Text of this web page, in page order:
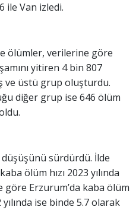
ile Van izledi.
ölümler, verilerine göre
yitiren 4 bin 807
ve üstü grup oluşturdu.
diğer grup ise 646 ölüm
düşüşünü sürdürdü. İlde
ölüm hızı 2023 yılında
göre Erzurum’da kaba ölüm
yılında ise binde 5.7 olarak